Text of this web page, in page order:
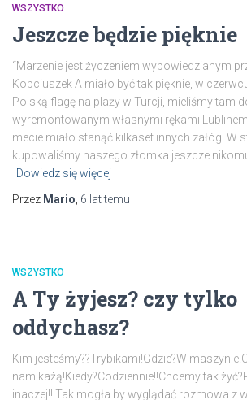
WSZYSTKO
Jeszcze będzie pięknie
“Marzenie jest życzeniem wypowiedzianym
Kopciuszek A miało być tak pięknie, w
Polską flagę na plaży w Turcji, mieliśmy tam
wyremontowanym własnymi rękami
mecie miało stanąć kilkaset innych załóg. W
kupowaliśmy naszego złomka jeszcze
Dowiedz się więcej
Przez Mario 6 lattemu
WSZYSTKO
A Ty żyjesz? czy tylko
oddychasz?
Kim jesteśmy??Trybikami!Gdzie?W
nam każą!Kiedy?Codziennie!!Chcemy tak
inaczej!! Tak mogła by wyglądać rozmowa z